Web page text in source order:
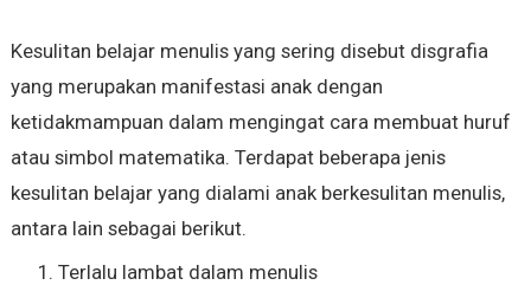
Kesulitan belajar menulis yang sering disebut disgrafia
yang merupakan manifestasi anak dengan
ketidakmampuan dalam mengingat cara membuat huruf
atau simbol matematika. Terdapat beberapa jenis
kesulitan belajar yang dialami anak berkesulitan menulis,
antara lain sebagai berikut.
Terlalu lambat dalam menulis